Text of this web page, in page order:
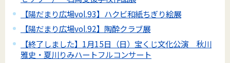
【陽だまり広場vol.93】ハクビ和紙ちぎり絵展
【陽だまり広場vol.92】陶酔クラブ展
【終了しました】1月15日（日）宝くじ文化公演 秋川
雅史・夏川りみハートフルコンサート